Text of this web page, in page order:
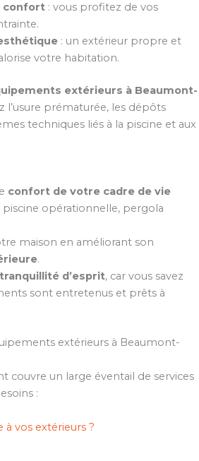
confort: vous profitez de vos
: un extérieur propre et
votre habitation.
extérieurs à Beaumont-
l’usure prématurée, les dépôts
techniques liés à la piscine et aux
confort de votre cadre de vie
piscine opérationnelle, pergola
maison en améliorant son
.
tranquillité d’esprit, car vous savez
sont entretenus et prêts à
extérieurs à Beaumont-
couvre un large éventail de services
:
vos extérieurs ?